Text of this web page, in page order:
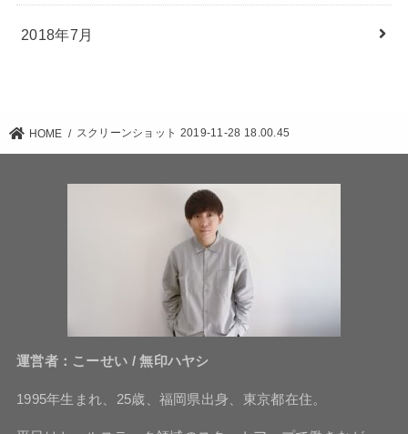
2018年7月
HOME スクリーンショット 2019-11-28 18.00.45
運営者：こーせい / 無印ハヤシ
1995年生まれ、25歳、福岡県出身、東京都在住。